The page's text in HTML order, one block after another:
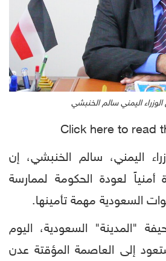
اليمني سالم الخنبشي
Click here to read
اليمني، سالم الخنبشي، إن
لعودة الحكومة لممارسة
السعودية مهمة تأمينها.
"المدينة" السعودية، اليوم
إلى العاصمة المؤقتة عدن